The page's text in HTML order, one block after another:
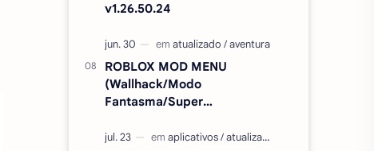
v1.26.50.24
ROBLOX MOD MENU
(Wallhack/Modo
Fantasma/Super